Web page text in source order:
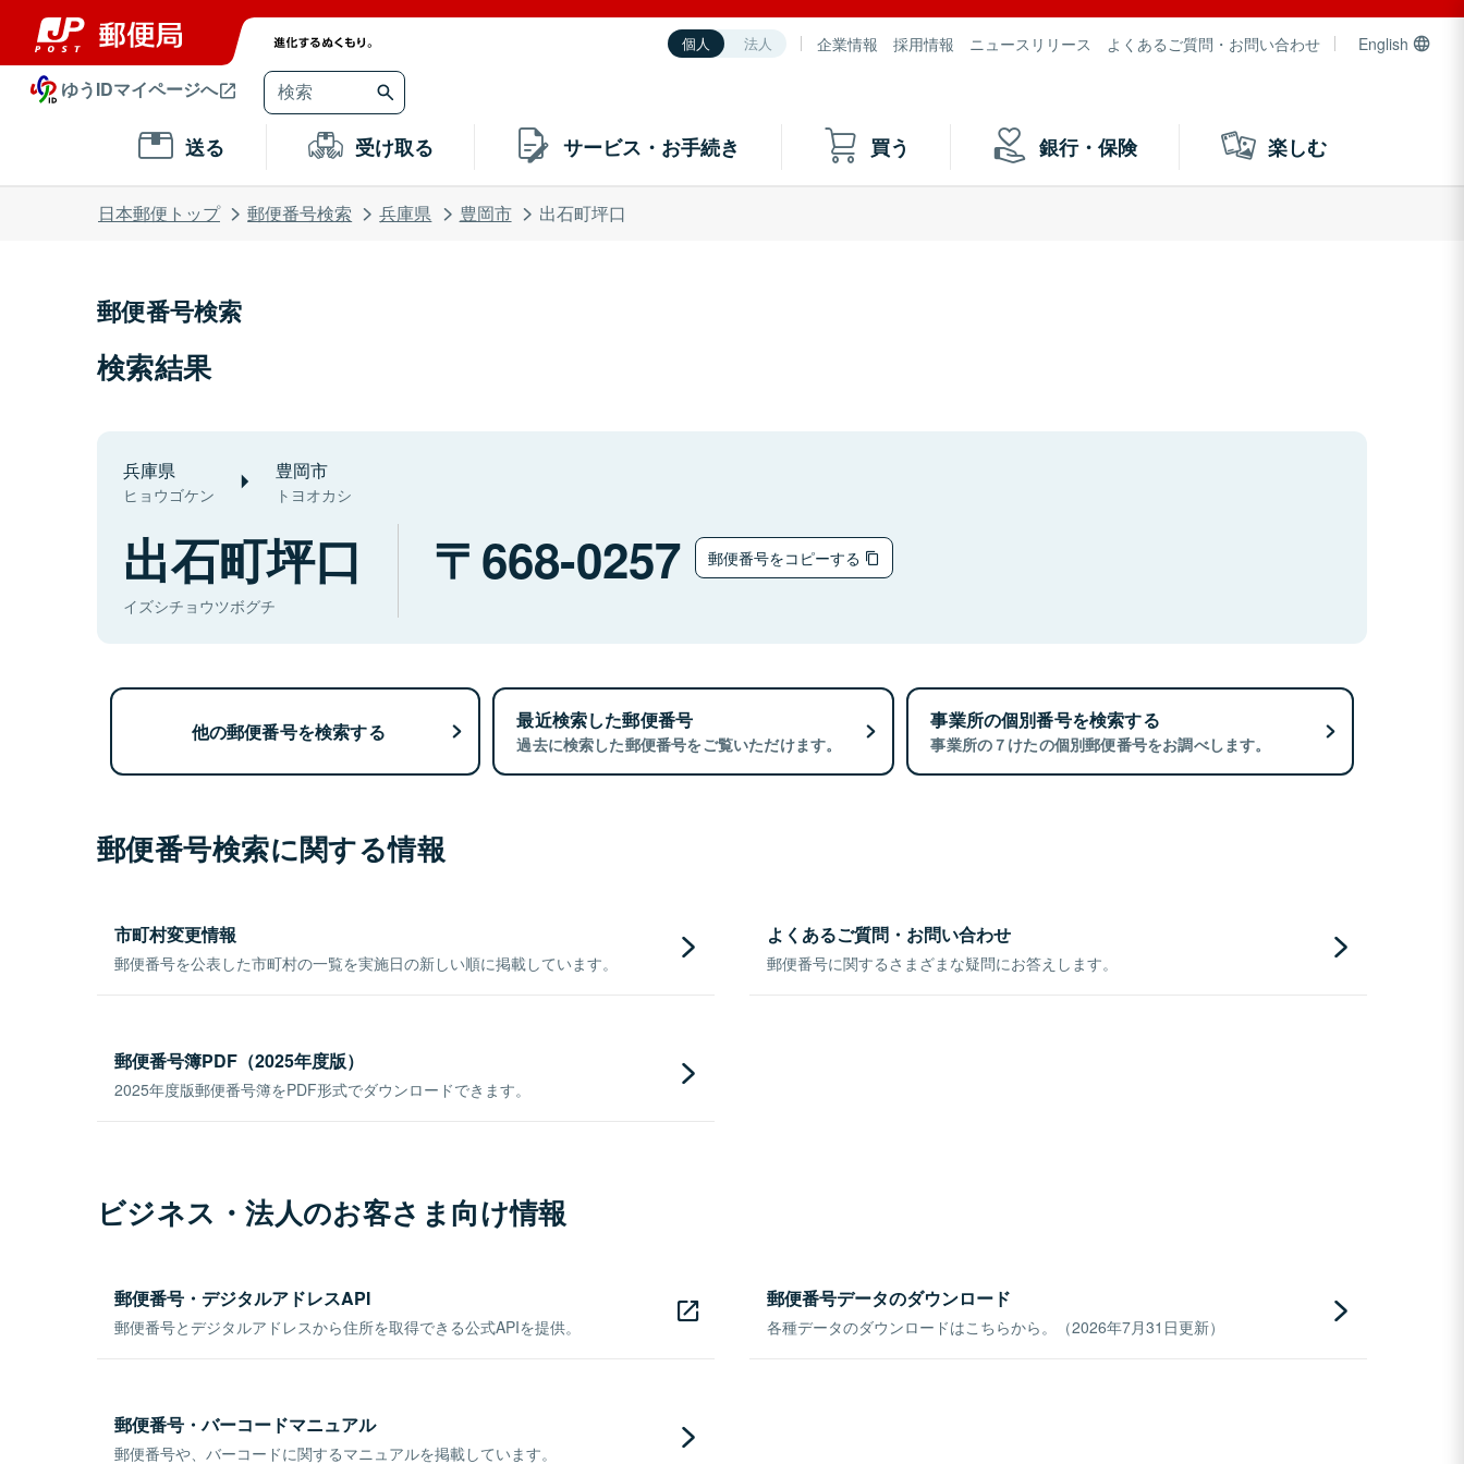
個人 法人 企業情報 採用情報 ニュースリリース よくあるご質問・お問い合わせ English
ゆうIDマイページへ
送る 受け取る サービス・お手続き 買う 銀行・保険 楽しむ
日本郵便トップ 郵便番号検索 兵庫県 豊岡市 出石町坪口
郵便番号検索
検索結果
兵庫県
ヒョウゴケン
豊岡市
トヨオカシ
出石町坪口
イズシチョウツボグチ
668-0257 郵便番号をコピーする
他の郵便番号を検索する 最近検索した郵便番号
過去に検索した郵便番号をご覧いただけます。
事業所の個別番号を検索する
事業所の７けたの個別郵便番号をお調べします。
郵便番号検索に関する情報
市町村変更情報
郵便番号を公表した市町村の一覧を実施日の新しい順に掲載しています。
よくあるご質問・お問い合わせ
郵便番号に関するさまざまな疑問にお答えします。
郵便番号簿PDF（2025年度版）
2025年度版郵便番号簿をPDF形式でダウンロードできます。
ビジネス・法人のお客さま向け情報
郵便番号・デジタルアドレスAPI
郵便番号とデジタルアドレスから住所を取得できる公式APIを提供。
郵便番号データのダウンロード
各種データのダウンロードはこちらから。（2026年7月31日更新）
郵便番号・バーコードマニュアル
郵便番号や、バーコードに関するマニュアルを掲載しています。